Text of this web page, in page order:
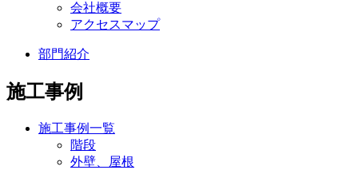
会社概要
アクセスマップ
部門紹介
施工事例
施工事例一覧
階段
外壁、屋根